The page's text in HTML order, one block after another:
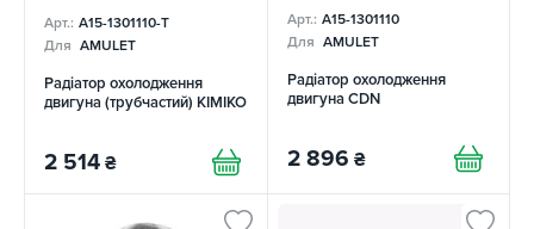
Арт.: A15-1301110-T
Для AMULET
Радіатор охолодження
двигуна (трубчастий) KIMIKO
2 514 ₴
Арт.: A15-1301110
Для AMULET
Радіатор охолодження
двигуна CDN
2 896 ₴